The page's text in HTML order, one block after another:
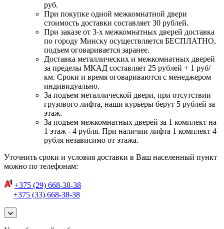
руб.
При покупке одной межкомнатной двери
стоимость доставки составляет 30 рублей.
При заказе от 3-х межкомнатных дверей доставка
по городу Минску осуществляется БЕСПЛАТНО,
подъем оговаривается заранее.
Доставка металлических и межкомнатных дверей
за пределы МКАД составляет 25 рублей + 1 руб/
км. Сроки и время оговариваются с менеджером
индивидуально.
За подъем металлической двери, при отсутствии
грузового лифта, наши курьеры берут 5 рублей за
этаж.
За подъем межкомнатных дверей за 1 комплект на
1 этаж - 4 рубля. При наличии лифта 1 комплект 4
рубля независимо от этажа.
Уточнить сроки и условия доставки в Ваш населенный пункт
можно по телефонам:
+375 (29) 668-38-38
+375 (33) 668-38-38